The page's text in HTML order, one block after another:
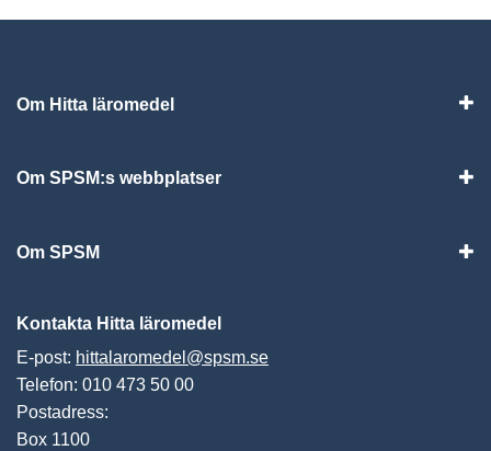
Om Hitta läromedel
Om SPSM:s webbplatser
Om SPSM
Kontakta Hitta läromedel
E-post: hittalaromedel@spsm.se
Telefon: 010 473 50 00
Postadress:
Box 1100